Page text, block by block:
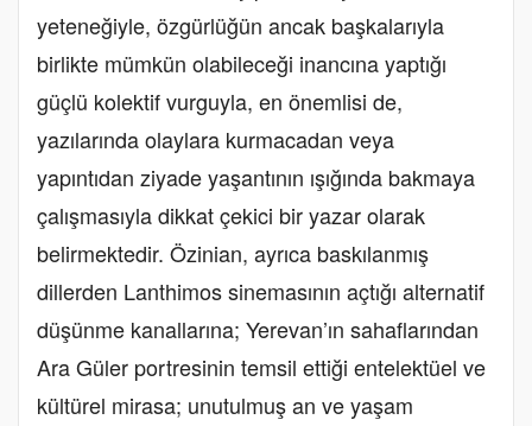
yeteneğiyle, özgürlüğün ancak başkalarıyla
birlikte mümkün olabileceği inancına yaptığı
güçlü kolektif vurguyla, en önemlisi de,
yazılarında olaylara kurmacadan veya
yapıntıdan ziyade yaşantının ışığında bakmaya
çalışmasıyla dikkat çekici bir yazar olarak
belirmektedir. Özinian, ayrıca baskılanmış
dillerden Lanthimos sinemasının açtığı alternatif
düşünme kanallarına; Yerevan’ın sahaflarından
Ara Güler portresinin temsil ettiği entelektüel ve
kültürel mirasa; unutulmuş an ve yaşam